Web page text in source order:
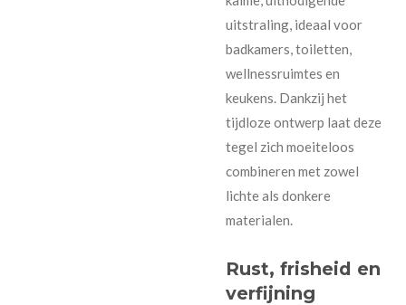
uitstraling, ideaal voor
badkamers, toiletten,
wellnessruimtes en
keukens. Dankzij het
tijdloze ontwerp laat deze
tegel zich moeiteloos
combineren met zowel
lichte als donkere
materialen.
Rust, frisheid en
verfijning